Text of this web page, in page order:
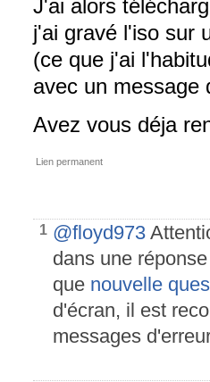
J'ai alors
j'ai gravé l'iso sur
(ce que j'ai
avec un message
Avez vous déja
Lien permanent
1 @floyd973
dans une
que nouvelle
d'écran, il est
messages